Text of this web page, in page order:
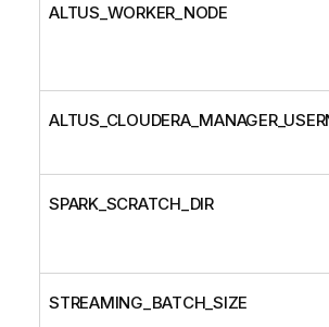
ALTUS_WORKER_NODE
SPARK_SCRATCH_DIR
STREAMING_BATCH_SIZE